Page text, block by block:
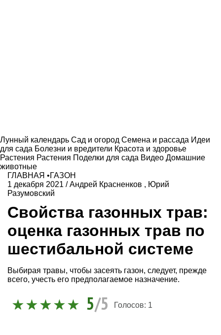
Лунный календарь Сад и огород Семена и рассада Идеи
для сада Болезни и вредители Красота и здоровье
Растения Растения Поделки для сада Видео Домашние
животные
ГЛАВНАЯ •ГАЗОН
1 декабря 2021 /Андрей Красненков , Юрий
Разумовский
Свойства газонных трав:
оценка газонных трав по
шестибальной системе
Выбирая травы, чтобы засеять газон, следует, прежде
всего, учесть его предполагаемое назначение.
5/5 Голосов: 1